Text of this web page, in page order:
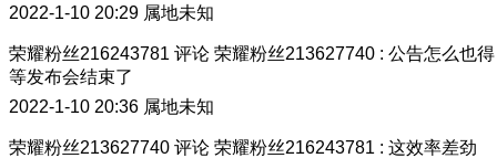
2022-1-10 20:29 属地未知
荣耀粉丝216243781 评论 荣耀粉丝213627740 : 公告怎么也得
等发布会结束了
2022-1-10 20:36 属地未知
荣耀粉丝213627740 评论 荣耀粉丝216243781 : 这效率差劲